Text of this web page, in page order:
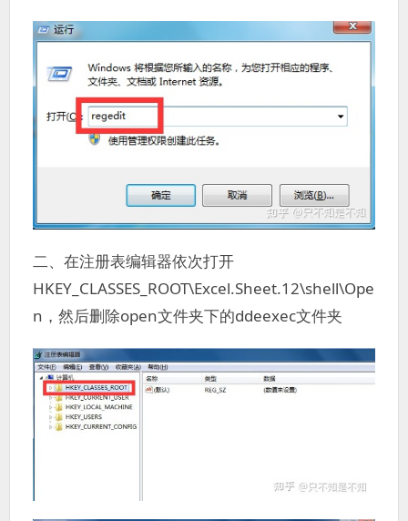
二、在注册表编辑器依次打开
HKEY_CLASSES_ROOT\Excel.Sheet.12\shell\Ope
n，然后删除open文件夹下的ddeexec文件夹